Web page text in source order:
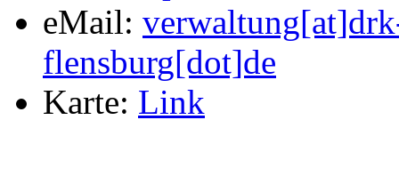
eMail:
flensburg[dot]de
Karte: Link